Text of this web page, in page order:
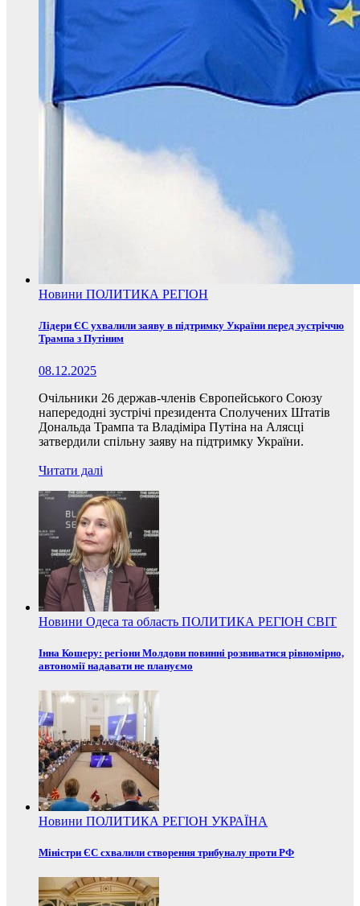
Новини ПОЛИТИКА РЕГІОН
Лідери ЄС ухвалили заяву в підтримку України перед зустріччю
Трампа з Путіним
08.12.2025
Очільники 26 держав-членів Європейського Союзу
напередодні зустрічі президента Сполучених Штатів
Дональда Трампа та Владіміра Путіна на Алясці
затвердили спільну заяву на підтримку України.
Читати далі
Новини Одеса та область ПОЛИТИКА РЕГІОН СВІТ
Інна Кошеру: регіони Молдови повинні розвиватися рівномірно,
автономії надавати не плануємо
Новини ПОЛИТИКА РЕГІОН УКРАЇНА
Міністри ЄС схвалили створення трибуналу проти РФ